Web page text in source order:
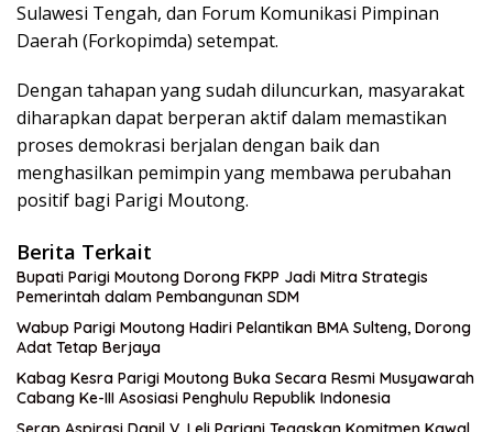
Sulawesi Tengah, dan Forum Komunikasi Pimpinan
Daerah (Forkopimda) setempat.
Dengan tahapan yang sudah diluncurkan, masyarakat
diharapkan dapat berperan aktif dalam memastikan
proses demokrasi berjalan dengan baik dan
menghasilkan pemimpin yang membawa perubahan
positif bagi Parigi Moutong.
Berita Terkait
Bupati Parigi Moutong Dorong FKPP Jadi Mitra Strategis
Pemerintah dalam Pembangunan SDM
Wabup Parigi Moutong Hadiri Pelantikan BMA Sulteng, Dorong
Adat Tetap Berjaya
Kabag Kesra Parigi Moutong Buka Secara Resmi Musyawarah
Cabang Ke-III Asosiasi Penghulu Republik Indonesia